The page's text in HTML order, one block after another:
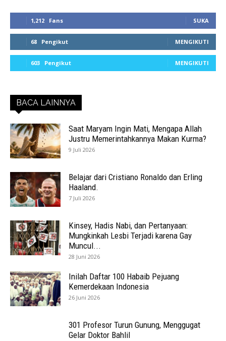
1,212 Fans SUKA
68 Pengikut MENGIKUTI
603 Pengikut MENGIKUTI
BACA LAINNYA
Saat Maryam Ingin Mati, Mengapa Allah
Justru Memerintahkannya Makan Kurma?
9 Juli 2026
Belajar dari Cristiano Ronaldo dan Erling
Haaland.
7 Juli 2026
Kinsey, Hadis Nabi, dan Pertanyaan:
Mungkinkah Lesbi Terjadi karena Gay
Muncul...
28 Juni 2026
Inilah Daftar 100 Habaib Pejuang
Kemerdekaan Indonesia
26 Juni 2026
301 Profesor Turun Gunung, Menggugat
Gelar Doktor Bahlil